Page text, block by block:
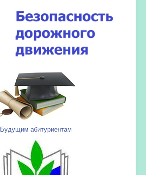
Будущим абитуриентам